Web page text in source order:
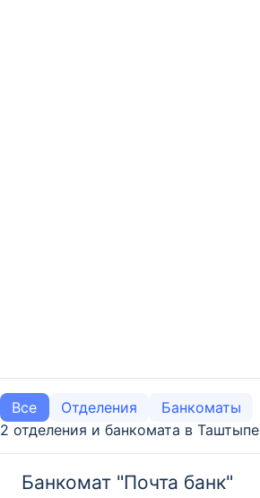
Все Отделения
Банкоматы
2 отделения и банкомата в Таштыпе
Банкомат "Почта банк"